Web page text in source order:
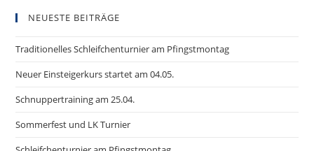
NEUESTE BEITRÄGE
Traditionelles Schleifchenturnier am Pfingstmontag
Neuer Einsteigerkurs startet am 04.05.
Schnuppertraining am 25.04.
Sommerfest und LK Turnier